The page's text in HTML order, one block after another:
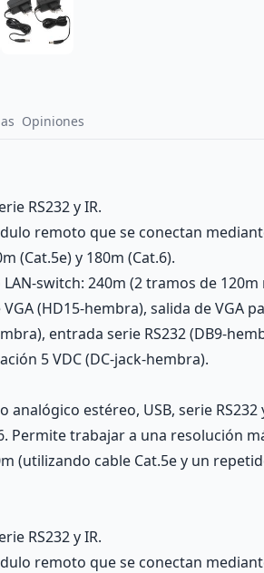
Opiniones
RS232 y IR.
remoto que se conectan
(Cat.5e) y 180m (Cat.6).
switch: 240m (2 tramos de
(HD15-hembra), salida de
entrada serie RS232 (DB9-
5 VDC (DC-jack-hembra).
analógico estéreo, USB, serie
Permite trabajar a una resolución
(utilizando cable Cat.5e y un
RS232 y IR.
remoto que se conectan